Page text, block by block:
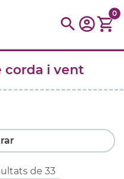
baldufa
cotxe
0
corda i vent
de 33